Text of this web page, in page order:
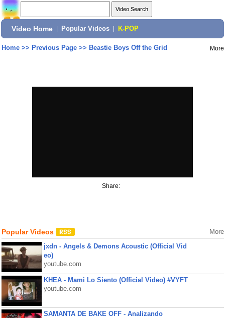
Video Home Popular Videos K-POP
Home>> Previous Page>> Beastie Boys Off the Grid More
Share:
Popular Videos More
jxdn - Angels & Demons Acoustic (Official Vid
eo)
youtube.com
KHEA - Mami Lo Siento (Official Video) #VYFT
youtube.com
SAMANTA DE BAKE OFF - Analizando